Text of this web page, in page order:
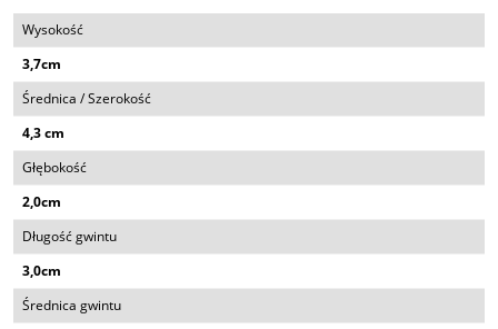
Wysokość
3,7cm
Średnica / Szerokość
4,3 cm
Głębokość
2,0cm
Długość gwintu
3,0cm
Średnica gwintu